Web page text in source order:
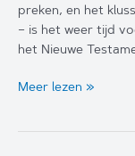
preken, en het
– is het weer tijd
het Nieuwe
Proeve
Meer lezen »